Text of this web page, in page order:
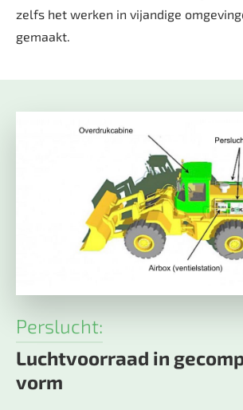
zelfs het werken in vijandige
gemaakt.
Perslucht:
Luchtvoorraad in
vorm